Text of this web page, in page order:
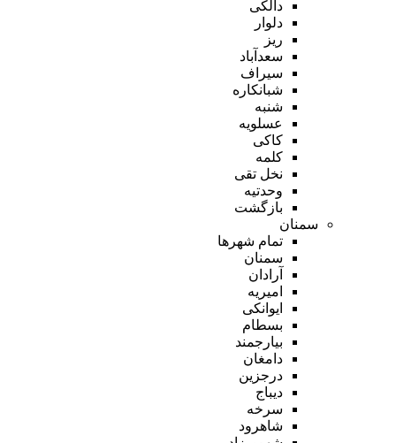
دالکی
دلوار
ریز
سعدآباد
سیراف
شبانکاره
شنبه
عسلویه
کاکی
کلمه
نخل تقی
وحدتیه
بازگشت
سمنان
تمام شهر‌ها
سمنان
آرادان
امیریه
ایوانکی
بسطام
بیارجمند
دامغان
درجزین
دیباج
سرخه
شاهرود